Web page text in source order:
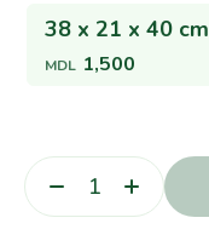
38 x 21 x 40 cm
MDL 1,500